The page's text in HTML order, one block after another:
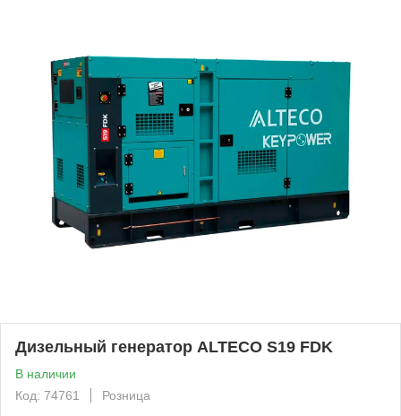
Дизельный генератор ALTECO S19 FDK
В наличии
Код: 74761
Розница